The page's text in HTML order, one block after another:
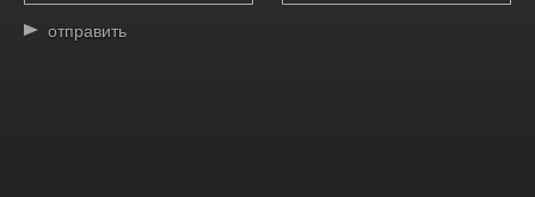
отправить